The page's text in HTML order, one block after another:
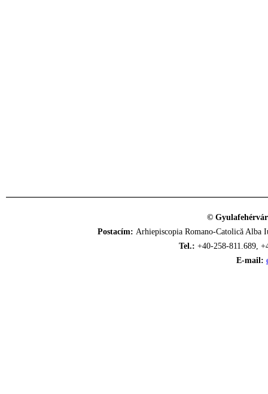
©
Postacím: Arhiepiscopia Romano-Catolică
Tel.: +40-258-811.689,
E-mail: